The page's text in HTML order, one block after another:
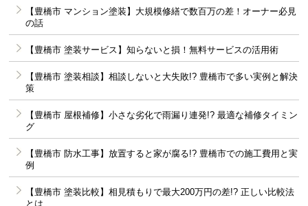
【豊橋市 マンション塗装】大規模修繕で数百万の差！オーナー必見
の話
【豊橋市 塗装サービス】知らないと損！無料サービスの活用術
【豊橋市 塗装相談】相談しないと大失敗!? 豊橋市で多い実例と解決
策
【豊橋市 屋根補修】小さな劣化で雨漏り連発!? 最適な補修タイミン
グ
【豊橋市 防水工事】放置すると家が腐る!? 豊橋市での施工費用と実
例
【豊橋市 塗装比較】相見積もりで最大200万円の差!? 正しい比較法
とは